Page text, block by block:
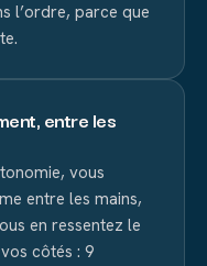
l’ordre, parce que
entre les
vous
entre les mains,
en ressentez le
côtés : 9